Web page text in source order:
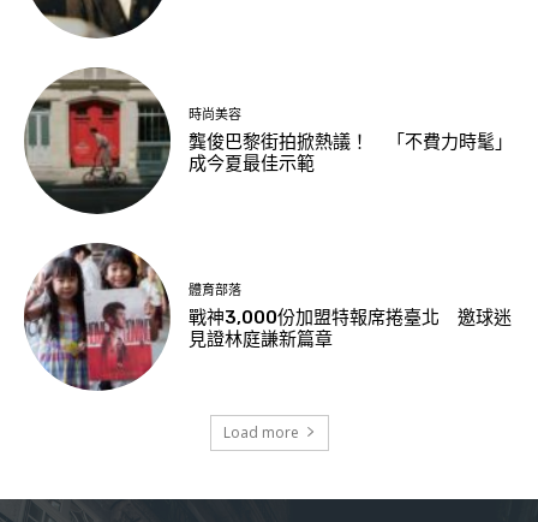
時尚美容
龔俊巴黎街拍掀熱議！ 「不費力時髦」
成今夏最佳示範
體育部落
戰神3,000份加盟特報席捲臺北 邀球迷
見證林庭謙新篇章
Load more